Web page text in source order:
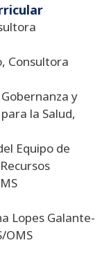
Consultora
y
la Salud,
Equipo de
Lopes Galante-
OMS